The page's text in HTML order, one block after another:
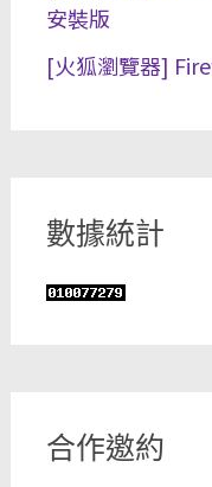
安裝版
[火狐瀏覽器]
數據統計
合作邀約